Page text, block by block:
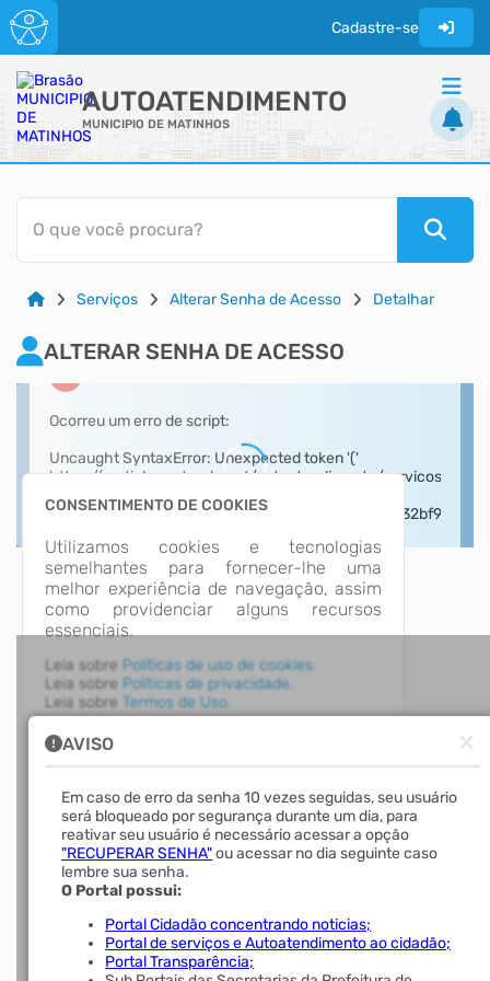
Cadastre-se
AUTOATENDIMENTO
MUNICIPIO DE MATINHOS
ACESSO RÁPIDO
Acessibilidade
Transparência
O que você procura?
Serviços Alterar Senha de Acesso Detalhar
CONSENTIMENTO DE COOKIES
Utilizamos cookies e tecnologias
semelhantes para fornecer-lhe uma
melhor experiência de navegação, assim
como providenciar alguns recursos
essenciais.
Leia sobre Políticas de uso de cookies.
Leia sobre Políticas de privacidade.
Leia sobre Termos de Uso.
Aceitar
Rejeitar não necessários
Gerenciar Preferências
ALTERAR SENHA DE ACESSO
AVISO
Em caso de erro da senha 10 vezes seguidas, seu usuário
será bloqueado por segurança durante um dia, para
reativar seu usuário é necessário acessar a opção
"RECUPERAR SENHA"ou acessar no dia seguinte caso
lembre sua senha.
O Portal possui:
Portal Cidadão concentrando noticias;
Portal de serviços e Autoatendimento ao cidadão;
Portal Transparência;